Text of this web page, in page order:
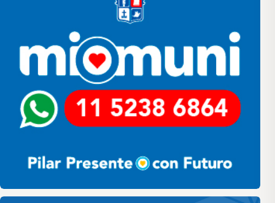
Pilar HCD